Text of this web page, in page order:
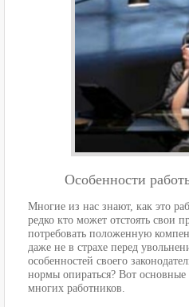
Особенности
Многие из нас знают, как это
редко кто может отстоять свои
потребовать положенную
даже не в страхе перед
особенностей своего
нормы опираться? Вот
многих работников.